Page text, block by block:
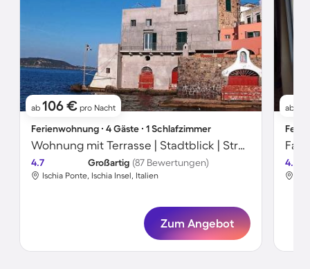
ab 106 € pro Nacht
Ferienwohnung ∙ 4 Gäste ∙ 1 Schlafzimmer
Wohnung mit Terrasse | Stadtblick | Strand in der Nähe
4.7 Großartig (87 Bewertungen)
Ischia Ponte, Ischia Insel, Italien
Zum Angebot
ab
4.7